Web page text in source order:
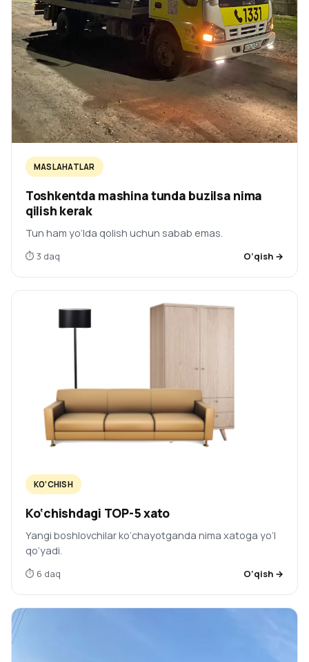
MASLAHATLAR
Toshkentda mashina tunda buzilsa nima
qilish kerak
Tun ham yo‘lda qolish uchun sabab emas.
⏱ 3 daq O‘qish →
KO‘CHISH
Ko‘chishdagi TOP-5 xato
Yangi boshlovchilar ko‘chayotganda nima xatoga yo‘l
qo‘yadi.
⏱ 6 daq O‘qish →